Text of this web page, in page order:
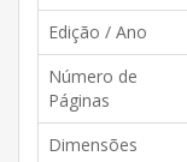
Edição / Ano
Número de
Páginas
Dimensões